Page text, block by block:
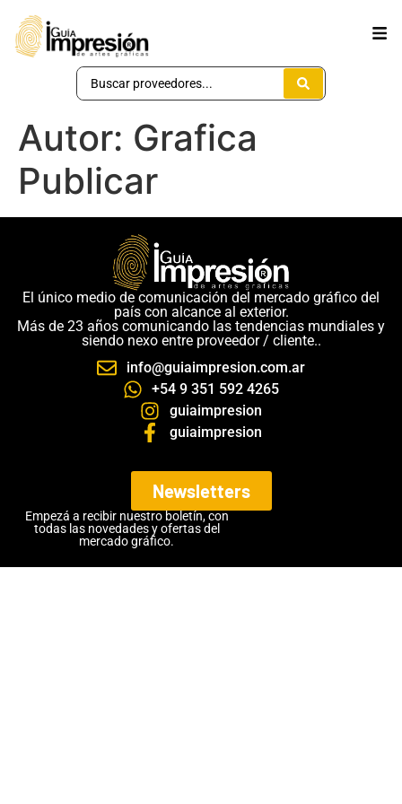
Autor: Grafica
Publicar
El único medio de comunicación del mercado gráfico del
país con alcance al exterior.
Más de 23 años comunicando las tendencias mundiales y
siendo nexo entre proveedor / cliente..
info@guiaimpresion.com.ar
+54 9 351 592 4265
guiaimpresion
guiaimpresion
Newsletters
Empezá a recibir nuestro boletín, con
todas las novedades y ofertas del
mercado gráfico.